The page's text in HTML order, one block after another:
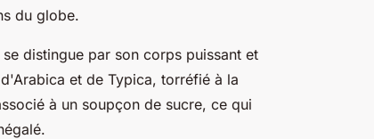
du globe.
se distingue par son corps puissant et
et de Typica, torréfié à la
à un soupçon de sucre, ce qui